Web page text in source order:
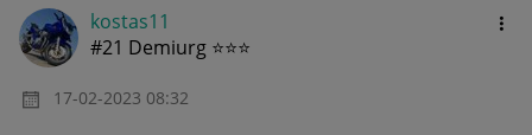
kostas11
#21 Demiurg ⭐⭐⭐
‎17-02-2023 08:32